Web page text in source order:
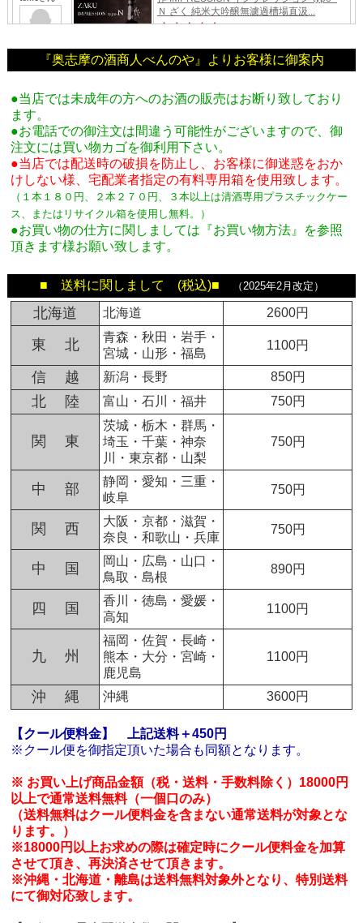
『奥志摩の酒商人べんのや』よりお客様に御案内
●当店では未成年の方へのお酒の販売はお断り致しており
ます。
●お電話での御注文は間違う可能性がございますので、御
注文には買い物カゴを御利用下さい。
●当店では配送時の破損を防止し、お客様に御迷惑をおか
けしない様、宅配業者指定の有料専用箱を使用致します。
（１本１８０円、２本２７０円、３本以上は清酒専用プラスチックケー
ス、またはリサイクル箱を使用し無料。
）
●お買い物の仕方に関しましては『お買い物方法』を参照
頂きます様お願い致します。
■ 送料に関しまして (税込)■ （2025年2月改定）
北海道 北海道 2600円
東 北
青森・秋田・岩手・
宮城・山形・福島
1100円
信 越 新潟・長野 850円
北 陸 富山・石川・福井 750円
関 東
茨城・栃木・群馬・
埼玉・千葉・神奈
川・東京都・山梨
750円
中 部
静岡・愛知・三重・
岐阜
750円
関 西
大阪・京都・滋賀・
奈良・和歌山・兵庫
750円
中 国
岡山・広島・山口・
鳥取・島根
890円
四 国
香川・徳島・愛媛・
高知
1100円
九 州
福岡・佐賀・長崎・
熊本・大分・宮崎・
鹿児島
1100円
沖 縄 沖縄 3600円
【クール便料金】
上記送料＋450円
※クール便を御指定頂いた場合も同額となります。
※ お買い上げ商品金額（税・送料・手数料除く）18000円
以上で通常送料無料（一個口のみ）
（送料無料はクール便料金を含まない通常送料が対象とな
ります。）
※18000円以上お求めの際は確定時にクール便料金を加算
させて頂き、再決済させて頂きます。
※沖縄・北海道・離島は送料無料対象外となり、特別送料
にて御対応致します。